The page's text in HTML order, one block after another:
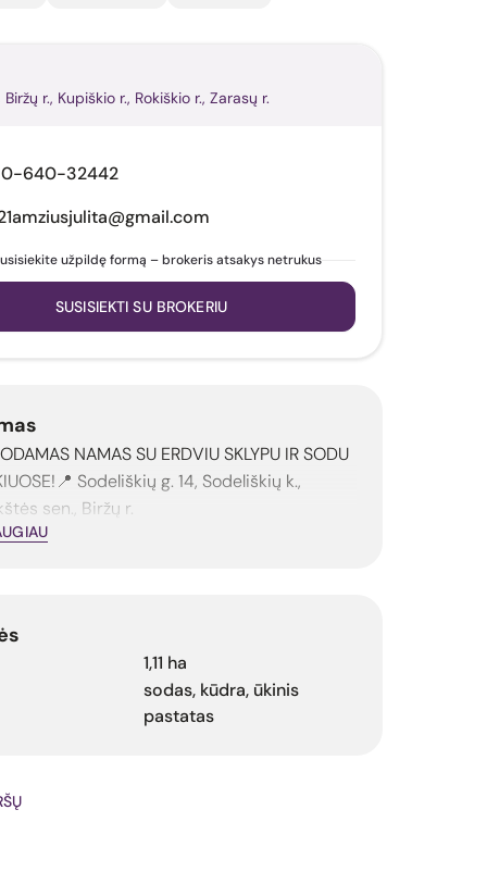
r., Kupiškio r., Rokiškio r., Zarasų r.
640-32442
užpildę formą – brokeris atsakys netrukus
SUSISIEKTI SU BROKERIU
NAMAS SU ERDVIU SKLYPU IR SODU
Sodeliškių g. 14, Sodeliškių k.,
sen., Biržų r.
1,11 ha
sodas, kūdra, ūkinis
pastatas